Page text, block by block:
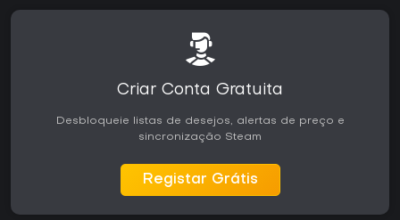
Criar Conta Gratuita
Desbloqueie listas de desejos, alertas de preço e
sincronização Steam
Registar Grátis